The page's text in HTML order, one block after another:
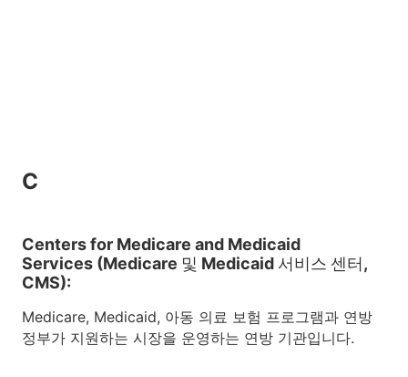
C
Centers for Medicare and Medicaid
Services (Medicare 및 Medicaid 서비스 센터,
CMS):
Medicare, Medicaid, 아동 의료 보험 프로그램과 연방
정부가 지원하는 시장을 운영하는 연방 기관입니다.